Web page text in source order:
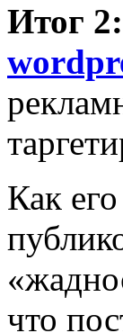
Итог 2:
Как
что